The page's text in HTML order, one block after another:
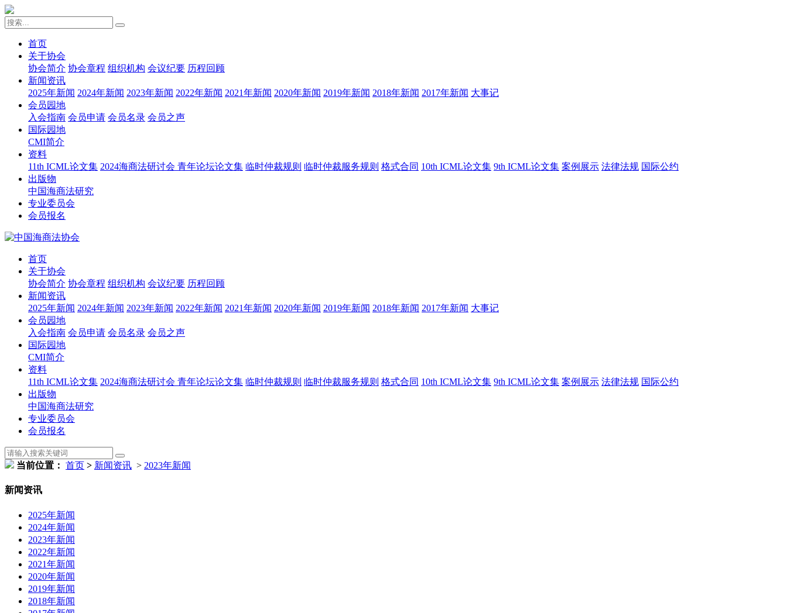
首页
关于协会
协会简介 协会章程 组织机构 会议纪要 历程回顾
新闻资讯
2025年新闻 2024年新闻 2023年新闻 2022年新闻 2021年新闻 2020年新闻 2019年新闻 2018年新闻 2017年新闻 大事记
会员园地
入会指南 会员申请 会员名录 会员之声
国际园地
CMI简介
资料
11th ICML论文集 2024海商法研讨会 青年论坛论文集 临时仲裁规则 临时仲裁服务规则 格式合同 10th ICML论文集 9th ICML论文集 案例展示 法律法规 国际公约
出版物
中国海商法研究
专业委员会
会员报名
首页
关于协会
协会简介 协会章程 组织机构 会议纪要 历程回顾
新闻资讯
2025年新闻 2024年新闻 2023年新闻 2022年新闻 2021年新闻 2020年新闻 2019年新闻 2018年新闻 2017年新闻 大事记
会员园地
入会指南 会员申请 会员名录 会员之声
国际园地
CMI简介
资料
11th ICML论文集 2024海商法研讨会 青年论坛论文集 临时仲裁规则 临时仲裁服务规则 格式合同 10th ICML论文集 9th ICML论文集 案例展示 法律法规 国际公约
出版物
中国海商法研究
专业委员会
会员报名
当前位置： 首页 > 新闻资讯 > 2023年新闻
新闻资讯
2025年新闻
2024年新闻
2023年新闻
2022年新闻
2021年新闻
2020年新闻
2019年新闻
2018年新闻